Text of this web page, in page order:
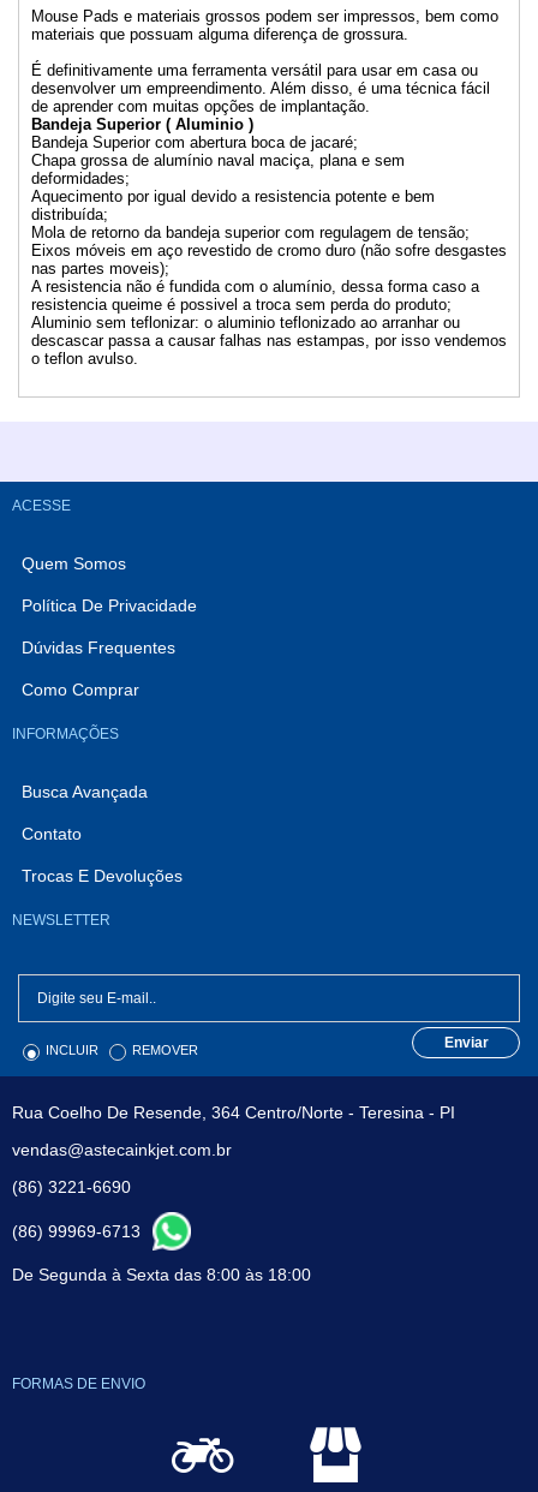
Mouse Pads e materiais grossos podem ser impressos, bem como
materiais que possuam alguma diferença de grossura.
É definitivamente uma ferramenta versátil para usar em casa ou
desenvolver um empreendimento. Além disso, é uma técnica fácil
de aprender com muitas opções de implantação.
Bandeja Superior ( Aluminio )
Bandeja Superior com abertura boca de jacaré;
Chapa grossa de alumínio naval maciça, plana e sem
deformidades;
Aquecimento por igual devido a resistencia potente e bem
distribuída;
Mola de retorno da bandeja superior com regulagem de tensão;
Eixos móveis em aço revestido de cromo duro (não sofre desgastes
nas partes moveis);
A resistencia não é fundida com o alumínio, dessa forma caso a
resistencia queime é possivel a troca sem perda do produto;
Aluminio sem teflonizar: o aluminio teflonizado ao arranhar ou
descascar passa a causar falhas nas estampas, por isso vendemos
o teflon avulso.
ACESSE
Quem Somos
Política De Privacidade
Dúvidas Frequentes
Como Comprar
INFORMAÇÕES
Busca Avançada
Contato
Trocas E Devoluções
NEWSLETTER
INCLUIR REMOVER Enviar
Rua Coelho De Resende, 364 Centro/Norte - Teresina - PI
vendas@astecainkjet.com.br
(86) 3221-6690
(86) 99969-6713
De Segunda à Sexta das 8:00 às 18:00
FORMAS DE ENVIO